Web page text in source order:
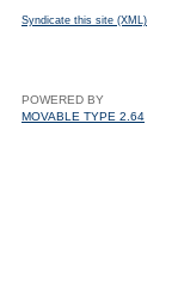
Syndicate this site (XML)
POWERED BY
MOVABLE TYPE 2.64